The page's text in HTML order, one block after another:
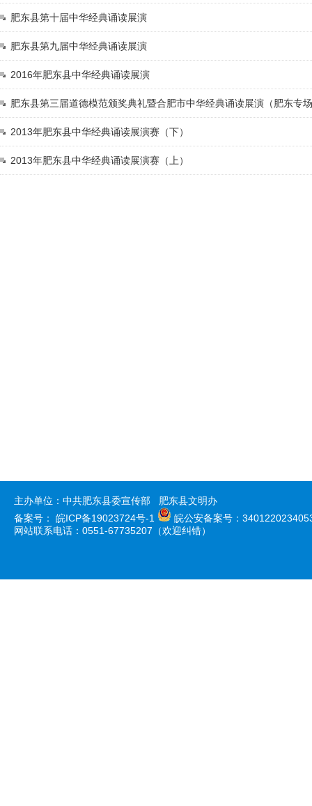
肥东县第十届中华经典诵读展演
肥东县第九届中华经典诵读展演
2016年肥东县中华经典诵读展演
肥东县第三届道德模范颁奖典礼暨合肥市中华经典诵读展演（肥东专
2013年肥东县中华经典诵读展演赛（下）
2013年肥东县中华经典诵读展演赛（上）
主办单位：中共肥东县委宣传部 肥东县文明办
备案号： 皖ICP备19023724号-1
皖公安备案号：
网站联系电话：0551-67735207（欢迎纠错）